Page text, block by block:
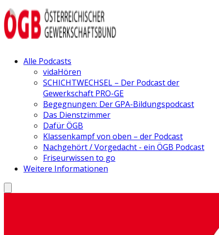
Alle Podcasts
vidaHören
SCHICHTWECHSEL – Der Podcast der
Gewerkschaft PRO-GE
Begegnungen: Der GPA-Bildungspodcast
Das Dienstzimmer
Dafür ÖGB
Klassenkampf von oben – der Podcast
Nachgehört / Vorgedacht - ein ÖGB Podcast
Friseurwissen to go
Weitere Informationen